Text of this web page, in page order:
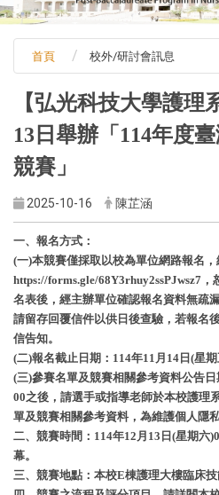
首頁 校外/研討會訊息
【弘光科技大學護理
13日舉辦「114年度
競賽」
2025-10-16 陳芷涵
一、報名方式：
(一)本競賽僅採取以校為單位網路報名
https://forms.gle/68Y3rhuy2ssPJwsz7
名表後，經主辦單位確認報名資料無疏
請留存回覆信件以供日後查驗，若報名
信告知。
(二)報名截止日期：114年11月14日(星期
(三)參賽名單及競賽相關參考資料公告日
00之後，請選手或指導老師於本校護理
單及競賽相關參考資料，為維護個人隱
二、競賽時間：114年12月13日(星期六
幕。
三、競賽地點：本校E棟護理大樓臨床技